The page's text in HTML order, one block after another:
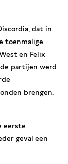
dat in
toenmalige
en Felix
partijen werd
brengen.
eerste
geval een